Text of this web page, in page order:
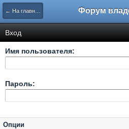
← На главную
Вход
Имя пользователя:
Пароль:
Опции